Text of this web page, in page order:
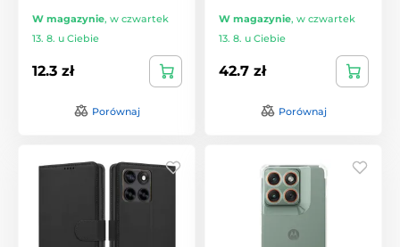
W magazynie, w czwartek
13. 8. u Ciebie
12.3 zł
Porównaj
W magazynie, w czwartek
13. 8. u Ciebie
42.7 zł
Porównaj